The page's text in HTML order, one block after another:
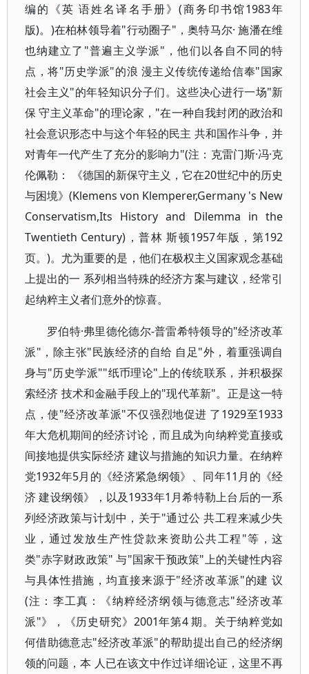
编的《英 语姓名译名手册》(商务印书馆1983年
版)。)在柏林领导着"行动圈子"，奥特马尔· 施潘在维
也纳建立了"普遍主义学派"，他们以各自不同的特
点，将"历史学派"的浪 漫主义传统传递给信奉"国家
社会主义"的年轻知识分子们。这些决心进行一场"新
保 守主义革命"的理论家，"在一种自我封闭的政治和
社会意识形态中与这个年轻的民主 共和国作斗争，并
对青年一代产生了充分的影响力"(注：克雷门斯·冯·克
伦佩勒： 《德国的新保守主义，它在20世纪中的历史
与困境》(Klemens von Klemperer,Germany 's New
Conservatism,Its History and Dilemma in the
Twentieth Century)，普林 斯顿1957年版，第192
页。)。尤为重要的是，他们在极权主义国家观念基础
上提出的一 系列相当特殊的经济方案与建议，经常引
起纳粹主义者们意外的惊喜。
罗伯特·弗里德伦德尔-普雷希特领导的"经济改革
派"，除主张"民族经济的自给 自足"外，着重强调自
身与"历史学派""纸币理论"上的传统联系，并积极探
索经济 技术和金融手段上的"现代革新"。正是这一特
点，使"经济改革派"不仅强烈地促进 了1929至1933
年大危机期间的经济讨论，而且成为向纳粹党直接或
间接地提供实际经济 建议与措施的知识力量。在纳粹
党1932年5月的《经济紧急纲领》、同年11月的《经
济 建设纲领》，以及1933年1月希特勒上台后的一系
列经济政策与计划中，关于"通过公 共工程来减少失
业，通过发放生产性贷款来资助公共工程"等，这
类"赤字财政政策" 与"国家干预政策"上的关键性内容
与具体性措施，均直接来源于"经济改革派"的建 议
(注：李工真：《纳粹经济纲领与德意志"经济改革
派"》，《历史研究》2001年第4 期。关于纳粹党如
何借助德意志"经济改革派"的帮助提出自己的经济纲
领的问题，本 人已在该文中作过详细论证，这里不再